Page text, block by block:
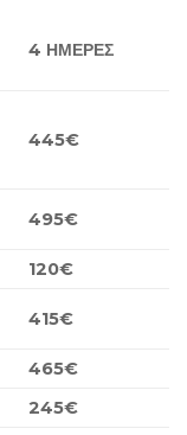
4 ΗΜΕΡΕΣ
445€
495€
120€
415€
465€
245€